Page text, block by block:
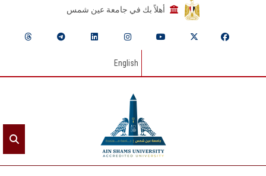
أهلاً بك في جامعة عين شمس
English